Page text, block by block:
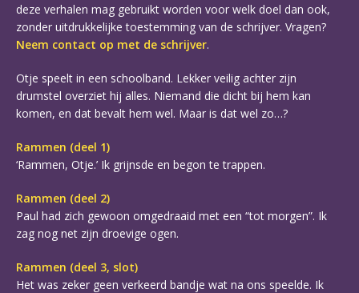
deze verhalen mag gebruikt worden voor welk doel dan ook,
zonder uitdrukkelijke toestemming van de schrijver. Vragen?
Neem contact op met de schrijver.
Otje speelt in een schoolband. Lekker veilig achter zijn
drumstel overziet hij alles. Niemand die dicht bij hem kan
komen, en dat bevalt hem wel. Maar is dat wel zo…?
Rammen (deel 1)
‘Rammen, Otje.’ Ik grijnsde en begon te trappen.
Rammen (deel 2)
Paul had zich gewoon omgedraaid met een “tot morgen”. Ik
zag nog net zijn droevige ogen.
Rammen (deel 3, slot)
Het was zeker geen verkeerd bandje wat na ons speelde. Ik